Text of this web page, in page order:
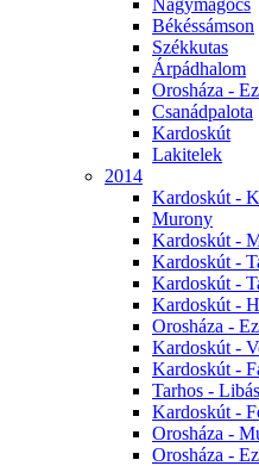
Nagymágocs
Békéssámson
Székkutas
Árpádhalom
Orosháza -
Csanádpalota
Kardoskút
Lakitelek
2014
Kardoskút -
Murony
Kardoskút -
Kardoskút -
Kardoskút -
Kardoskút -
Orosháza -
Kardoskút -
Kardoskút -
Tarhos -
Kardoskút -
Orosháza -
Orosháza -